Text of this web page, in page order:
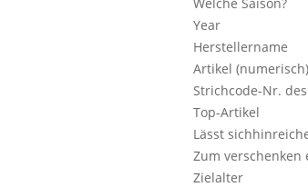
Year
Herstellername
Artikel (numerisch)
Strichcode-Nr.
Top-Artikel
Lässt
Zum verschenken
Zielalter